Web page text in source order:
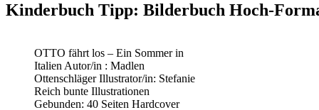
Kinderbuch Tipp: Bilderbuch Hoch-
OTTO fährt los – Ein Sommer in
Italien Autor/in : Madlen
Ottenschläger Illustrator/in: Stefanie
Reich bunte Illustrationen
Gebunden: 40 Seiten Hardcover